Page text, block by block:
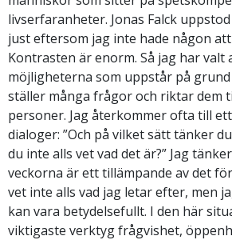
livserfaranheter. Jonas Falck
just eftersom jag inte hade någon
Kontrasten är enorm. Så jag har valt
möjligheterna som uppstår på grund
ställer många frågor och riktar dem
personer. Jag återkommer ofta till
dialoger: ”Och på vilket sätt tänker
du inte alls vet vad det är?” Jag
veckorna är ett tillämpande av det
vet inte alls vad jag letar efter, men
kan vara betydelsefullt. I den här
viktigaste verktyg frågvishet,